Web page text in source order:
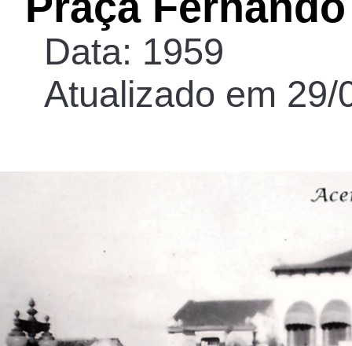
Data: 1959
Atualizado em